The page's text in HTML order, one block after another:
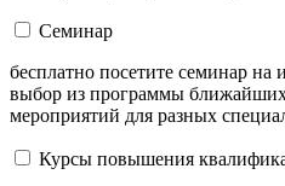
Семинар
бесплатно посетите семинар
выбор из программы ближайших
мероприятий для разных
Курсы повышения